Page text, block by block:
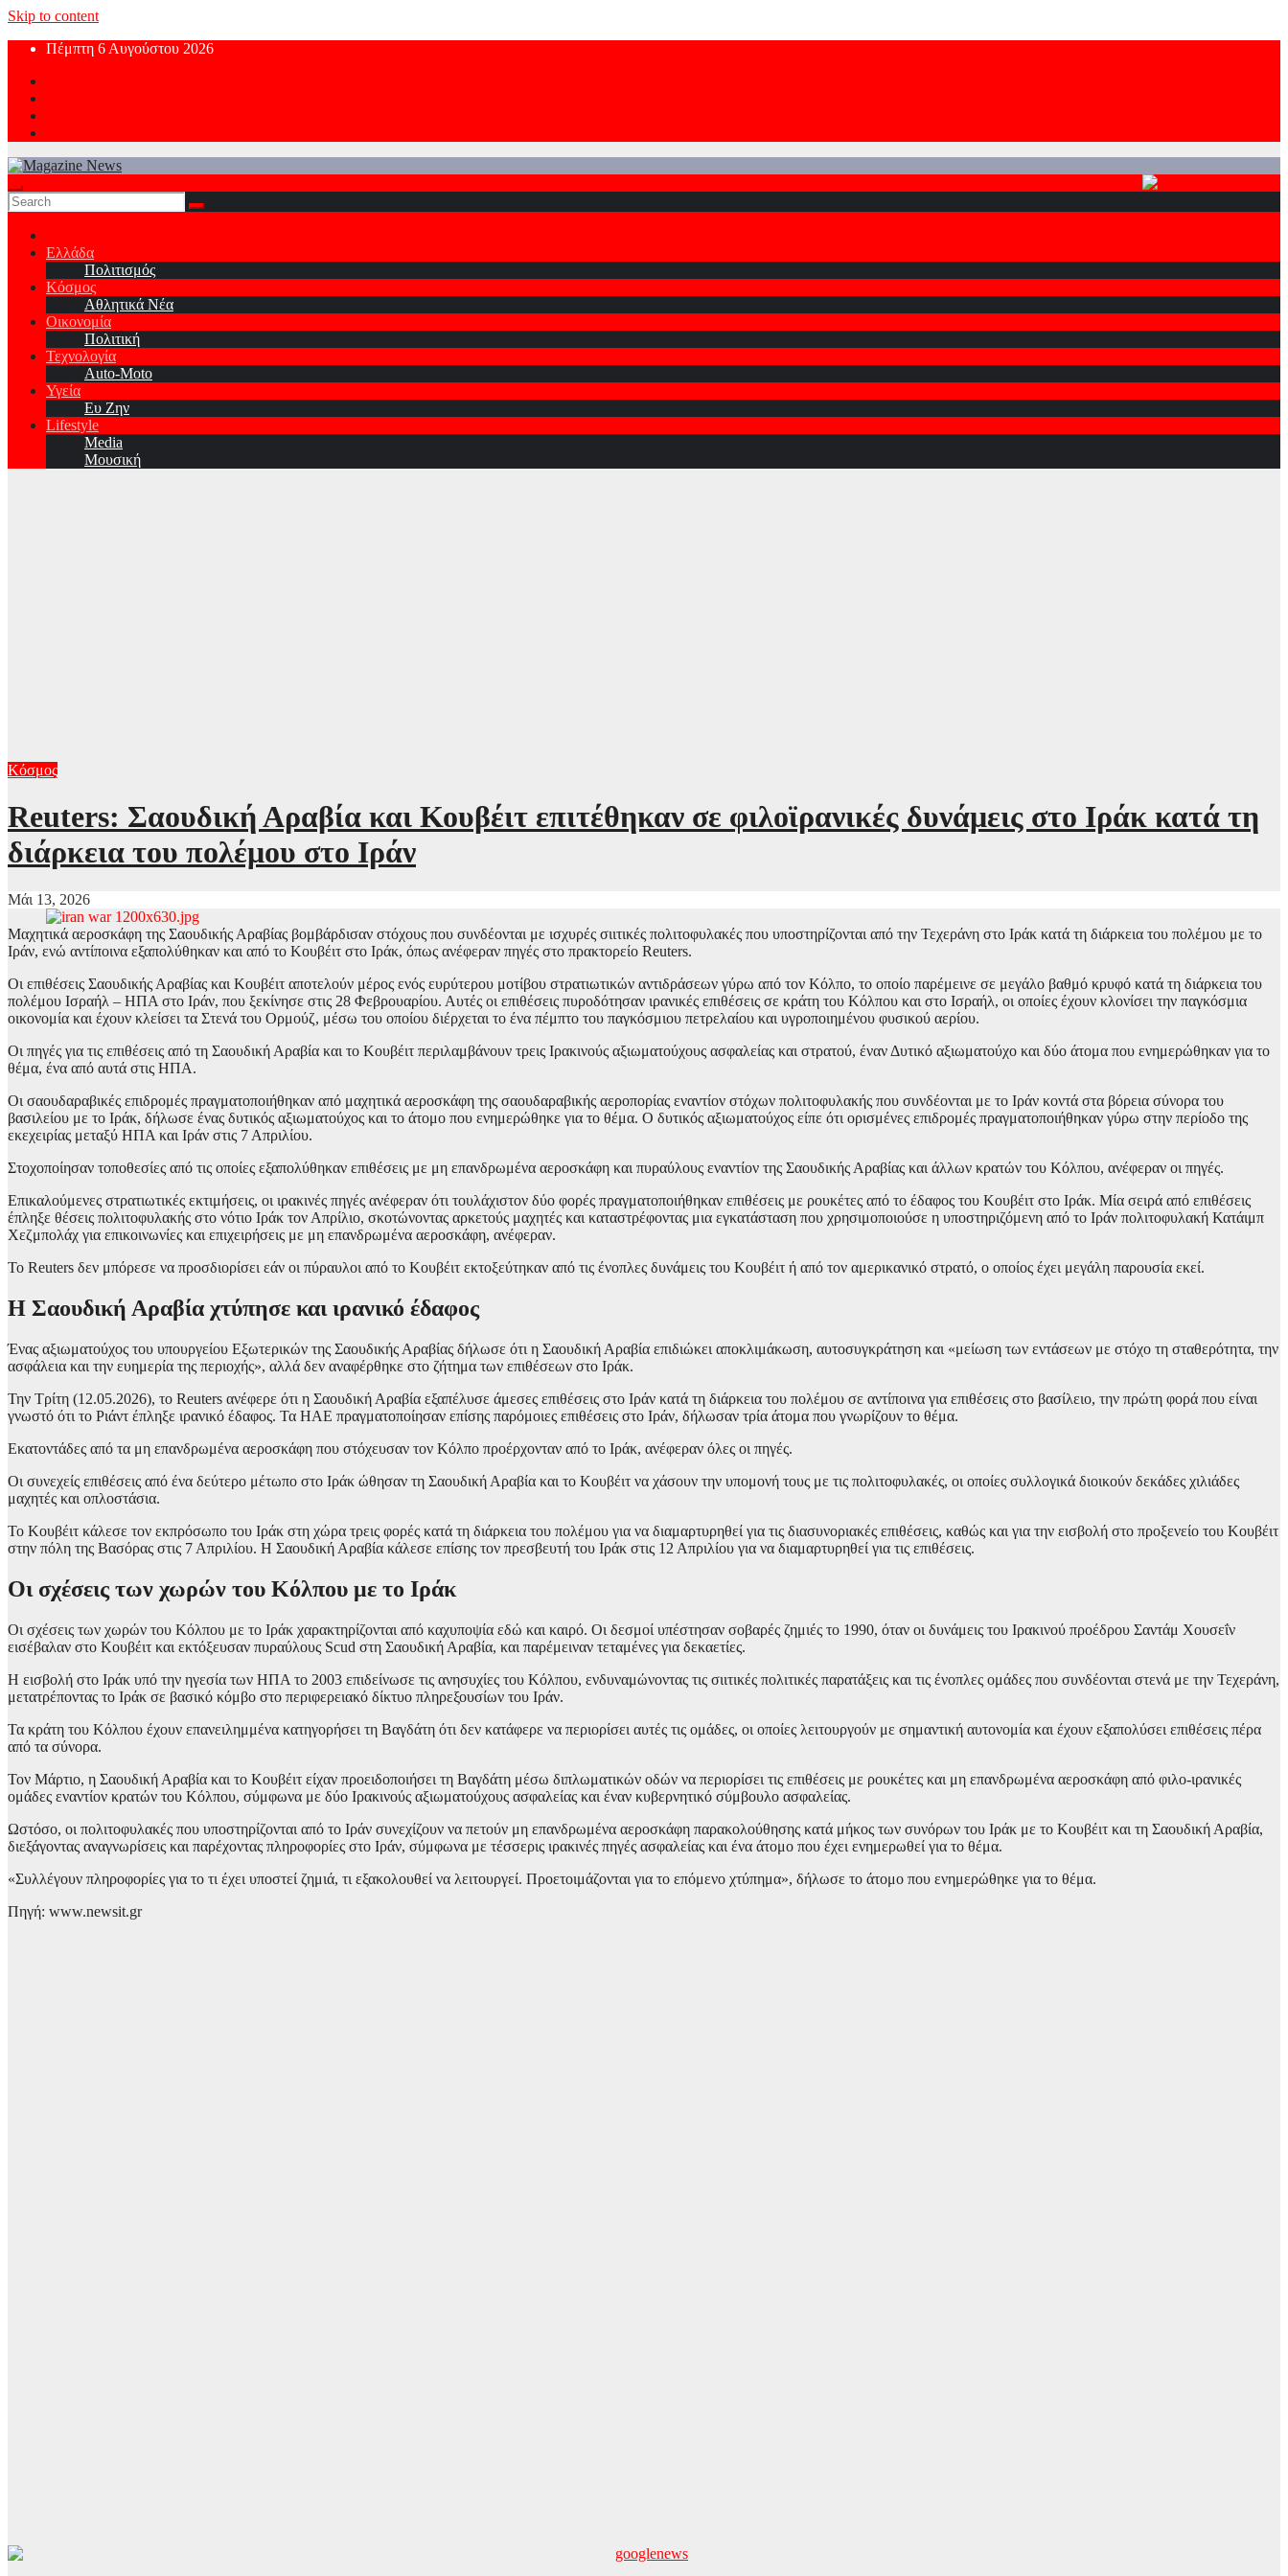
Skip to content
Πέμπτη 6 Αυγούστου 2026
Ελλάδα
Πολιτισμός
Κόσμος
Αθλητικά Νέα
Οικονομία
Πολιτική
Τεχνολογία
Auto-Moto
Υγεία
Ευ Ζην
Lifestyle
Media
Μουσική
Κόσμος
Reuters: Σαουδική Αραβία και Κουβέιτ επιτέθηκαν σε φιλοϊρανικές δυνάμεις στο Ιράκ κατά τη
διάρκεια του πολέμου στο Ιράν
Μάι 13, 2026
Μαχητικά αεροσκάφη της Σαουδικής Αραβίας βομβάρδισαν στόχους που συνδέονται με ισχυρές σιιτικές πολιτοφυλακές που υποστηρίζονται από την Τεχεράνη στο Ιράκ κατά τη διάρκεια του πολέμου με το
Ιράν, ενώ αντίποινα εξαπολύθηκαν και από το Κουβέιτ στο Ιράκ, όπως ανέφεραν πηγές στο πρακτορείο Reuters.
Οι επιθέσεις Σαουδικής Αραβίας και Κουβέιτ αποτελούν μέρος ενός ευρύτερου μοτίβου στρατιωτικών αντιδράσεων γύρω από τον Κόλπο, το οποίο παρέμεινε σε μεγάλο βαθμό κρυφό κατά τη διάρκεια του
πολέμου Ισραήλ – ΗΠΑ στο Ιράν, που ξεκίνησε στις 28 Φεβρουαρίου. Αυτές οι επιθέσεις πυροδότησαν ιρανικές επιθέσεις σε κράτη του Κόλπου και στο Ισραήλ, οι οποίες έχουν κλονίσει την παγκόσμια
οικονομία και έχουν κλείσει τα Στενά του Ορμούζ, μέσω του οποίου διέρχεται το ένα πέμπτο του παγκόσμιου πετρελαίου και υγροποιημένου φυσικού αερίου.
Οι πηγές για τις επιθέσεις από τη Σαουδική Αραβία και το Κουβέιτ περιλαμβάνουν τρεις Ιρακινούς αξιωματούχους ασφαλείας και στρατού, έναν Δυτικό αξιωματούχο και δύο άτομα που ενημερώθηκαν για το
θέμα, ένα από αυτά στις ΗΠΑ.
Οι σαουδαραβικές επιδρομές πραγματοποιήθηκαν από μαχητικά αεροσκάφη της σαουδαραβικής αεροπορίας εναντίον στόχων πολιτοφυλακής που συνδέονται με το Ιράν κοντά στα βόρεια σύνορα του
βασιλείου με το Ιράκ, δήλωσε ένας δυτικός αξιωματούχος και το άτομο που ενημερώθηκε για το θέμα. Ο δυτικός αξιωματούχος είπε ότι ορισμένες επιδρομές πραγματοποιήθηκαν γύρω στην περίοδο της
εκεχειρίας μεταξύ ΗΠΑ και Ιράν στις 7 Απριλίου.
Στοχοποίησαν τοποθεσίες από τις οποίες εξαπολύθηκαν επιθέσεις με μη επανδρωμένα αεροσκάφη και πυραύλους εναντίον της Σαουδικής Αραβίας και άλλων κρατών του Κόλπου, ανέφεραν οι πηγές.
Επικαλούμενες στρατιωτικές εκτιμήσεις, οι ιρακινές πηγές ανέφεραν ότι τουλάχιστον δύο φορές πραγματοποιήθηκαν επιθέσεις με ρουκέτες από το έδαφος του Κουβέιτ στο Ιράκ. Μία σειρά από επιθέσεις
έπληξε θέσεις πολιτοφυλακής στο νότιο Ιράκ τον Απρίλιο, σκοτώνοντας αρκετούς μαχητές και καταστρέφοντας μια εγκατάσταση που χρησιμοποιούσε η υποστηριζόμενη από το Ιράν πολιτοφυλακή Κατάιμπ
Χεζμπολάχ για επικοινωνίες και επιχειρήσεις με μη επανδρωμένα αεροσκάφη, ανέφεραν.
Το Reuters δεν μπόρεσε να προσδιορίσει εάν οι πύραυλοι από το Κουβέιτ εκτοξεύτηκαν από τις ένοπλες δυνάμεις του Κουβέιτ ή από τον αμερικανικό στρατό, ο οποίος έχει μεγάλη παρουσία εκεί.
Η Σαουδική Αραβία χτύπησε και ιρανικό έδαφος
Ένας αξιωματούχος του υπουργείου Εξωτερικών της Σαουδικής Αραβίας δήλωσε ότι η Σαουδική Αραβία επιδιώκει αποκλιμάκωση, αυτοσυγκράτηση και «μείωση των εντάσεων με στόχο τη σταθερότητα, την
ασφάλεια και την ευημερία της περιοχής», αλλά δεν αναφέρθηκε στο ζήτημα των επιθέσεων στο Ιράκ.
Την Τρίτη (12.05.2026), το Reuters ανέφερε ότι η Σαουδική Αραβία εξαπέλυσε άμεσες επιθέσεις στο Ιράν κατά τη διάρκεια του πολέμου σε αντίποινα για επιθέσεις στο βασίλειο, την πρώτη φορά που είναι
γνωστό ότι το Ριάντ έπληξε ιρανικό έδαφος. Τα ΗΑΕ πραγματοποίησαν επίσης παρόμοιες επιθέσεις στο Ιράν, δήλωσαν τρία άτομα που γνωρίζουν το θέμα.
Εκατοντάδες από τα μη επανδρωμένα αεροσκάφη που στόχευσαν τον Κόλπο προέρχονταν από το Ιράκ, ανέφεραν όλες οι πηγές.
Οι συνεχείς επιθέσεις από ένα δεύτερο μέτωπο στο Ιράκ ώθησαν τη Σαουδική Αραβία και το Κουβέιτ να χάσουν την υπομονή τους με τις πολιτοφυλακές, οι οποίες συλλογικά διοικούν δεκάδες χιλιάδες
μαχητές και οπλοστάσια.
Το Κουβέιτ κάλεσε τον εκπρόσωπο του Ιράκ στη χώρα τρεις φορές κατά τη διάρκεια του πολέμου για να διαμαρτυρηθεί για τις διασυνοριακές επιθέσεις, καθώς και για την εισβολή στο προξενείο του Κουβέιτ
στην πόλη της Βασόρας στις 7 Απριλίου. Η Σαουδική Αραβία κάλεσε επίσης τον πρεσβευτή του Ιράκ στις 12 Απριλίου για να διαμαρτυρηθεί για τις επιθέσεις.
Οι σχέσεις των χωρών του Κόλπου με το Ιράκ
Οι σχέσεις των χωρών του Κόλπου με το Ιράκ χαρακτηρίζονται από καχυποψία εδώ και καιρό. Οι δεσμοί υπέστησαν σοβαρές ζημιές το 1990, όταν οι δυνάμεις του Ιρακινού προέδρου Σαντάμ Χουσεΐν
εισέβαλαν στο Κουβέιτ και εκτόξευσαν πυραύλους Scud στη Σαουδική Αραβία, και παρέμειναν τεταμένες για δεκαετίες.
Η εισβολή στο Ιράκ υπό την ηγεσία των ΗΠΑ το 2003 επιδείνωσε τις ανησυχίες του Κόλπου, ενδυναμώνοντας τις σιιτικές πολιτικές παρατάξεις και τις ένοπλες ομάδες που συνδέονται στενά με την Τεχεράνη,
μετατρέποντας το Ιράκ σε βασικό κόμβο στο περιφερειακό δίκτυο πληρεξουσίων του Ιράν.
Τα κράτη του Κόλπου έχουν επανειλημμένα κατηγορήσει τη Βαγδάτη ότι δεν κατάφερε να περιορίσει αυτές τις ομάδες, οι οποίες λειτουργούν με σημαντική αυτονομία και έχουν εξαπολύσει επιθέσεις πέρα ​​
από τα σύνορα.
Τον Μάρτιο, η Σαουδική Αραβία και το Κουβέιτ είχαν προειδοποιήσει τη Βαγδάτη μέσω διπλωματικών οδών να περιορίσει τις επιθέσεις με ρουκέτες και μη επανδρωμένα αεροσκάφη από φιλο-ιρανικές
ομάδες εναντίον κρατών του Κόλπου, σύμφωνα με δύο Ιρακινούς αξιωματούχους ασφαλείας και έναν κυβερνητικό σύμβουλο ασφαλείας.
Ωστόσο, οι πολιτοφυλακές που υποστηρίζονται από το Ιράν συνεχίζουν να πετούν μη επανδρωμένα αεροσκάφη παρακολούθησης κατά μήκος των συνόρων του Ιράκ με το Κουβέιτ και τη Σαουδική Αραβία,
διεξάγοντας αναγνωρίσεις και παρέχοντας πληροφορίες στο Ιράν, σύμφωνα με τέσσερις ιρακινές πηγές ασφαλείας και ένα άτομο που έχει ενημερωθεί για το θέμα.
«Συλλέγουν πληροφορίες για το τι έχει υποστεί ζημιά, τι εξακολουθεί να λειτουργεί. Προετοιμάζονται για το επόμενο χτύπημα», δήλωσε το άτομο που ενημερώθηκε για το θέμα.
Πηγή: www.newsit.gr